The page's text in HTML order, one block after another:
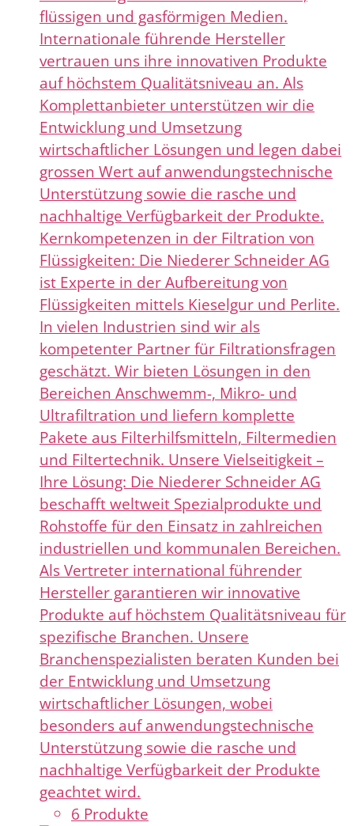
flüssigen und gasförmigen Medien.
Internationale führende Hersteller
vertrauen uns ihre innovativen Produkte
auf höchstem Qualitätsniveau an. Als
Komplettanbieter unterstützen wir die
Entwicklung und Umsetzung
wirtschaftlicher Lösungen und legen dabei
grossen Wert auf anwendungstechnische
Unterstützung sowie die rasche und
nachhaltige Verfügbarkeit der Produkte.
Kernkompetenzen in der Filtration von
Flüssigkeiten: Die Niederer Schneider AG
ist Experte in der Aufbereitung von
Flüssigkeiten mittels Kieselgur und Perlite.
In vielen Industrien sind wir als
kompetenter Partner für Filtrationsfragen
geschätzt. Wir bieten Lösungen in den
Bereichen Anschwemm-, Mikro- und
Ultrafiltration und liefern komplette
Pakete aus Filterhilfsmitteln, Filtermedien
und Filtertechnik. Unsere Vielseitigkeit –
Ihre Lösung: Die Niederer Schneider AG
beschafft weltweit Spezialprodukte und
Rohstoffe für den Einsatz in zahlreichen
industriellen und kommunalen Bereichen.
Als Vertreter international führender
Hersteller garantieren wir innovative
Produkte auf höchstem Qualitätsniveau für
spezifische Branchen. Unsere
Branchenspezialisten beraten Kunden bei
der Entwicklung und Umsetzung
wirtschaftlicher Lösungen, wobei
besonders auf anwendungstechnische
Unterstützung sowie die rasche und
nachhaltige Verfügbarkeit der Produkte
geachtet wird.
6 Produkte